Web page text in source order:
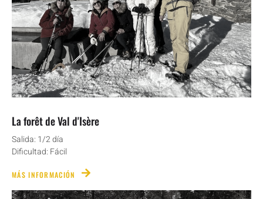
La forêt de Val d'Isère
Salida: 1/2 día
Dificultad: Fácil
MÁS INFORMACIÓN